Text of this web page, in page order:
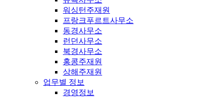
워싱턴주재원
프랑크푸르트사무소
동경사무소
런던사무소
북경사무소
홍콩주재원
상해주재원
업무별 정보
경영정보